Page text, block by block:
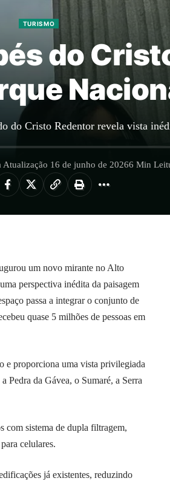
TURISMO
do
do Cristo Redentor revela vista
Atualização 16 de junho de 20266 Min
um novo mirante no Alto
perspectiva inédita da paisagem
passa a integrar o conjunto de
quase 5 milhões de pessoas em
e proporciona uma vista privilegiada
Pedra da Gávea, o Sumaré, a Serra
com sistema de dupla filtragem,
celulares.
já existentes, reduzindo